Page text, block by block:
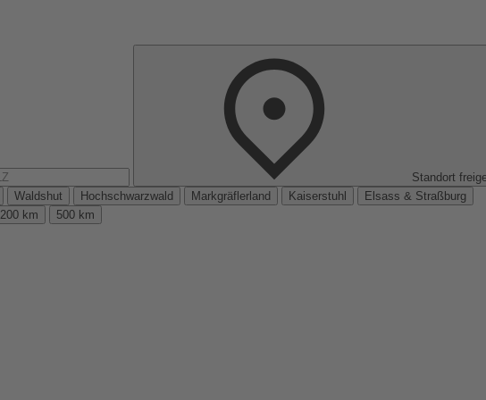
Standort
Waldshut Hochschwarzwald Markgräflerland Kaiserstuhl
Elsass & Straßburg
200 km
500 km